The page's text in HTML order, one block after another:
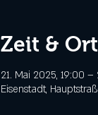
Zeit & Ort
21. Mai 2025, 19:00 –
Eisenstadt,